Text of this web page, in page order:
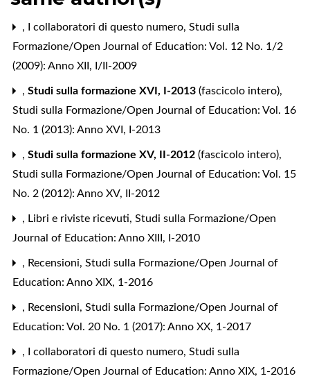
, I collaboratori di questo numero, Studi sulla
Formazione/Open Journal of Education: Vol. 12 No. 1/2
(2009): Anno XII, I/II-2009
, Studi sulla formazione XVI, I-2013 (fascicolo intero),
Studi sulla Formazione/Open Journal of Education: Vol. 16
No. 1 (2013): Anno XVI, I-2013
, Studi sulla formazione XV, II-2012 (fascicolo intero),
Studi sulla Formazione/Open Journal of Education: Vol. 15
No. 2 (2012): Anno XV, II-2012
, Libri e riviste ricevuti, Studi sulla Formazione/Open
Journal of Education: Anno XIII, I-2010
, Recensioni, Studi sulla Formazione/Open Journal of
Education: Anno XIX, 1-2016
, Recensioni, Studi sulla Formazione/Open Journal of
Education: Vol. 20 No. 1 (2017): Anno XX, 1-2017
, I collaboratori di questo numero, Studi sulla
Formazione/Open Journal of Education: Anno XIX, 1-2016